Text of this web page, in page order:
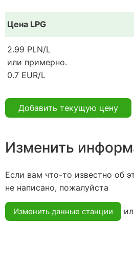
Цена LPG
2.99 PLN/L
или примерно.
0.7 EUR/L
Добавить текущую цену
Изменить
Если вам что-то известно об
не написано, пожалуйста
Изменить данные станции